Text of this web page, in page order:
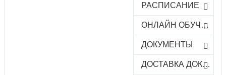
РАСПИСАНИЕ
ОНЛАЙН ОБУЧЕНИЕ
ДОКУМЕНТЫ
ДОСТАВКА ДОКУМЕНТОВ